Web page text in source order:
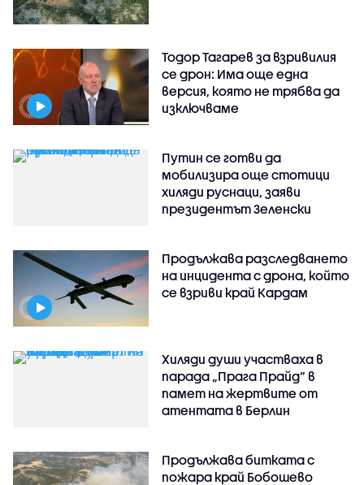
Тодор Тагарев за взривилия
се дрон: Има още една
версия, която не трябва да
изключваме
Путин се готви да
мобилизира още стотици
хиляди руснаци, заяви
президентът Зеленски
Продължава разследването
на инцидента с дрона, който
се взриви край Кардам
Хиляди души участваха в
парада „Прага Прайд“ в
памет на жертвите от
атентата в Берлин
Продължава битката с
пожара край Бобошево